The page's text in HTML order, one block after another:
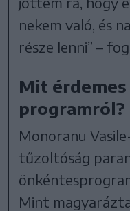
nekem való, és
része lenni” –
Mit
programról?
Monoranu
tűzoltóság
Mint